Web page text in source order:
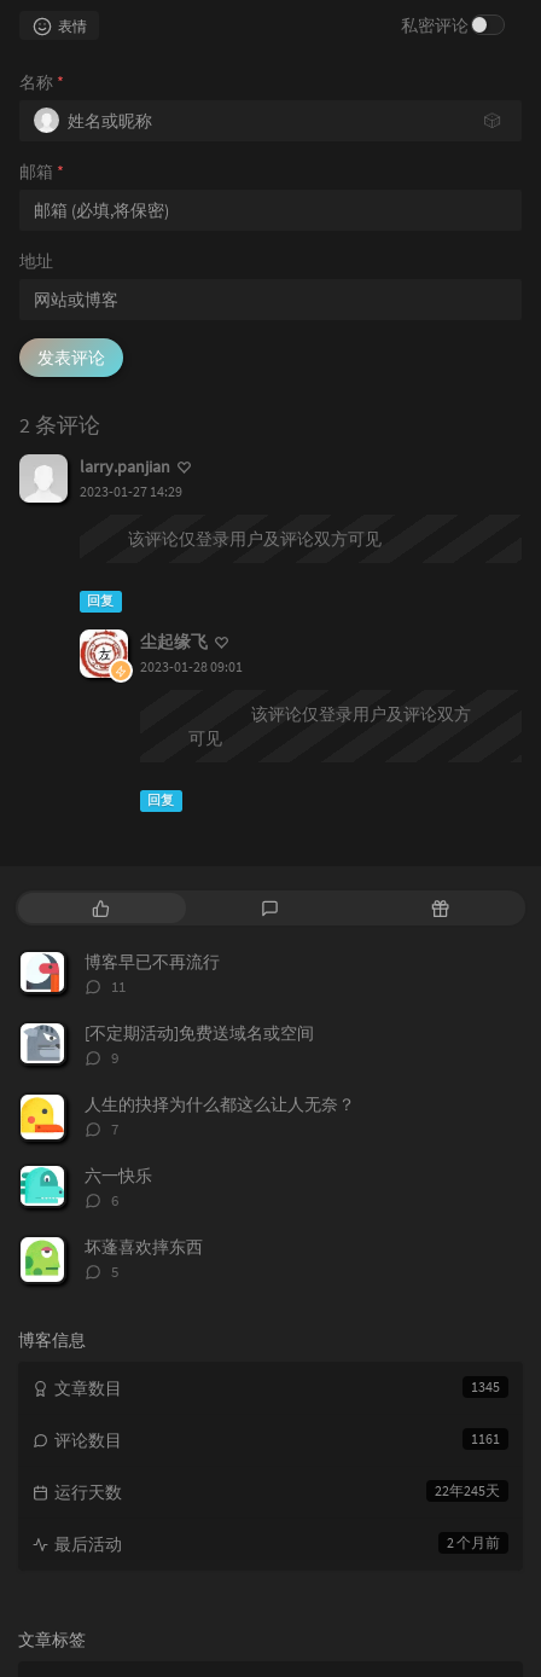
表情 私密评论
名称 *
🎲
邮箱 *
地址
发表评论
2 条评论
larry.panjian
2023-01-27 14:29
该评论仅登录用户及评论双方可见
回复
尘起缘飞
2023-01-28 09:01
该评论仅登录用户及评论双方
可见
回复
热
文
章
随
博客早已不再流行
评
数：
11
[不定期活动]免费送域名或空间
评
数：
9
人生的抉择为什么都这么让人无奈？
评
数：
7
六一快乐
评
数：
6
坏蓬喜欢摔东西
评
5
博客信息
1345
文章数目
1161
评论数目
22年245天
运行天数
2 个月前
最后活动
文章标签